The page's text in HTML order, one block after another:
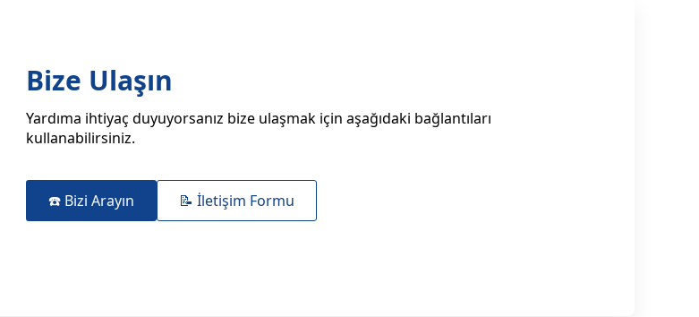
Bize Ulaşın
Yardıma ihtiyaç duyuyorsanız bize ulaşmak için aşağıdaki bağlantıları
kullanabilirsiniz.
☎️ Bizi Arayın 📝 İletişim Formu